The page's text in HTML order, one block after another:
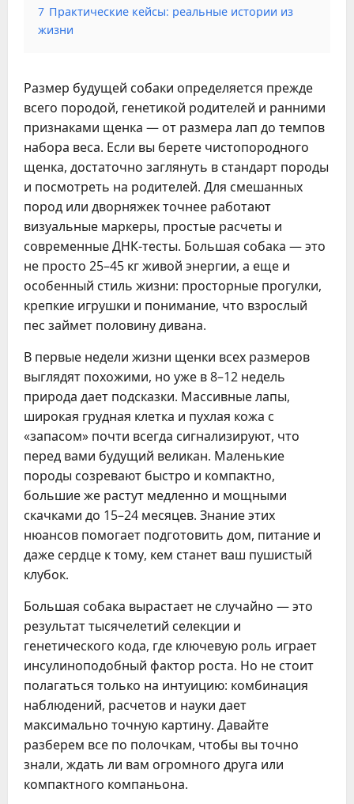
7 Практические кейсы: реальные истории из
жизни
Размер будущей собаки определяется прежде
всего породой, генетикой родителей и ранними
признаками щенка — от размера лап до темпов
набора веса. Если вы берете чистопородного
щенка, достаточно заглянуть в стандарт породы
и посмотреть на родителей. Для смешанных
пород или дворняжек точнее работают
визуальные маркеры, простые расчеты и
современные ДНК-тесты. Большая собака — это
не просто 25–45 кг живой энергии, а еще и
особенный стиль жизни: просторные прогулки,
крепкие игрушки и понимание, что взрослый
пес займет половину дивана.
В первые недели жизни щенки всех размеров
выглядят похожими, но уже в 8–12 недель
природа дает подсказки. Массивные лапы,
широкая грудная клетка и пухлая кожа с
«запасом» почти всегда сигнализируют, что
перед вами будущий великан. Маленькие
породы созревают быстро и компактно,
большие же растут медленно и мощными
скачками до 15–24 месяцев. Знание этих
нюансов помогает подготовить дом, питание и
даже сердце к тому, кем станет ваш пушистый
клубок.
Большая собака вырастает не случайно — это
результат тысячелетий селекции и
генетического кода, где ключевую роль играет
инсулиноподобный фактор роста. Но не стоит
полагаться только на интуицию: комбинация
наблюдений, расчетов и науки дает
максимально точную картину. Давайте
разберем все по полочкам, чтобы вы точно
знали, ждать ли вам огромного друга или
компактного компаньона.